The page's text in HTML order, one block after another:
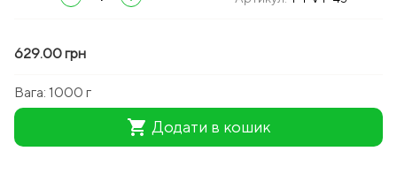
629.00 грн
Вага: 1000 г
shopping_cart Додати в кошик